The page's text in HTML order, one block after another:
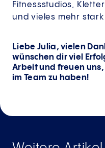
Fitnessstudios,
und vieles mehr
Liebe Julia, vielen
wünschen dir viel
Arbeit und freuen
im Team zu haben!